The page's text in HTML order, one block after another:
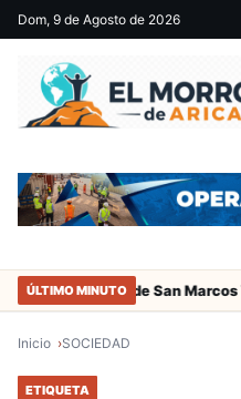
Dom, 9 de Agosto de 2026
ÚLTIMO MINUTO
del jugador de San
Inicio SOCIEDAD
ETIQUETA